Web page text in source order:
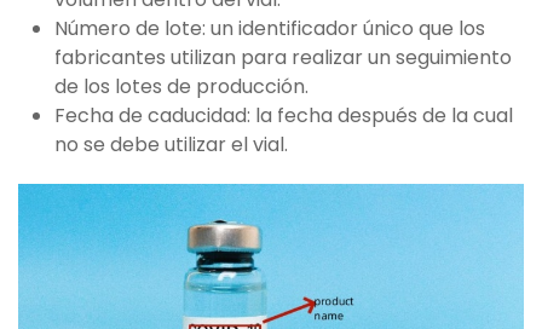
Número de lote: un identificador único que los
fabricantes utilizan para realizar un seguimiento
de los lotes de producción.
Fecha de caducidad: la fecha después de la cual
no se debe utilizar el vial.